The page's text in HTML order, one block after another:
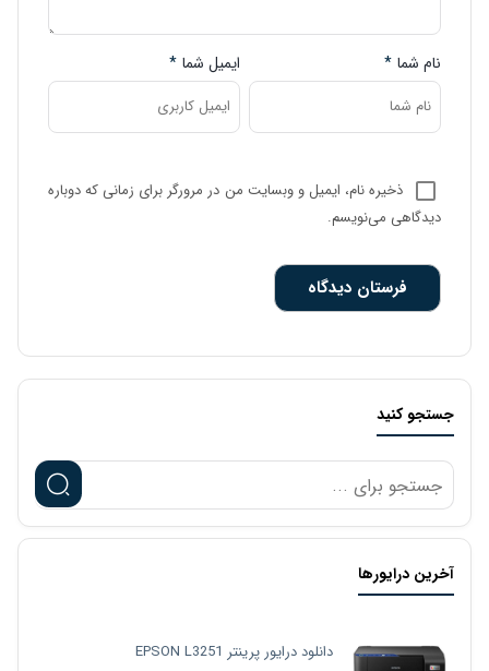
نام شما * ایمیل شما *
ذخیره نام، ایمیل و وبسایت من در مرورگر برای زمانی که دوباره
دیدگاهی می‌نویسم.
جستجو کنید
آخرین درایورها
دانلود درایور پرینتر EPSON L3251